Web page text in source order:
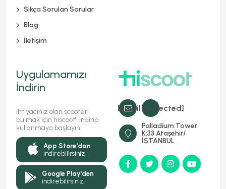
[email protected]
Palladium Tower
K:33 Ataşehir/
İSTANBUL
Sıkça Sorulan Sorular
Blog
İletişim
Uygulamamızı
İndirin
İhtiyacınız olan scooteri
bulmak için hiscoot'ı indirip
kullanmaya başlayın.
App Store'dan
indirebilirsiniz.
Google Play'den
indirebilirsiniz.